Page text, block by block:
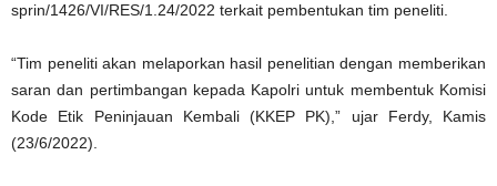
sprin/1426/VI/RES/1.24/2022 terkait pembentukan tim peneliti.
“Tim peneliti akan melaporkan hasil penelitian dengan memberikan
saran dan pertimbangan kepada Kapolri untuk membentuk Komisi
Kode Etik Peninjauan Kembali (KKEP PK),” ujar Ferdy, Kamis
(23/6/2022).